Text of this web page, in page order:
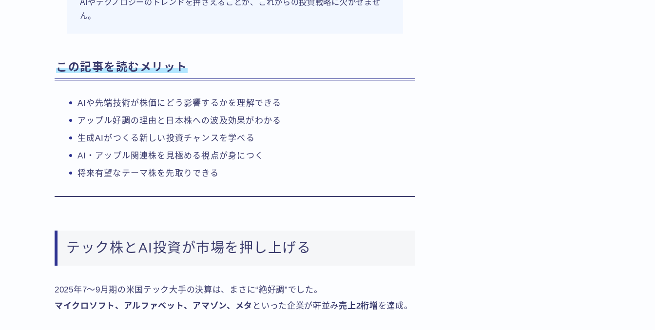
AIやテクノロジーのトレンドを押さえることが、これからの投資戦略に欠かせませ
ん。
この記事を読むメリット
AIや先端技術が株価にどう影響するかを理解できる
アップル好調の理由と日本株への波及効果がわかる
生成AIがつくる新しい投資チャンスを学べる
AI・アップル関連株を見極める視点が身につく
将来有望なテーマ株を先取りできる
テック株とAI投資が市場を押し上げる
2025年7〜9月期の米国テック大手の決算は、まさに“絶好調”でした。
マイクロソフト、アルファベット、アマゾン、メタ といった企業が軒並み売上2桁増 を達成。